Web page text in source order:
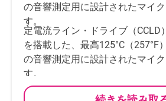
の音響測定用に設計されたマイ
す。
定電流ライン・ドライブ（CCLD
を搭載した、最高125°C（257°F
の音響測定用に設計されたマイ
す。